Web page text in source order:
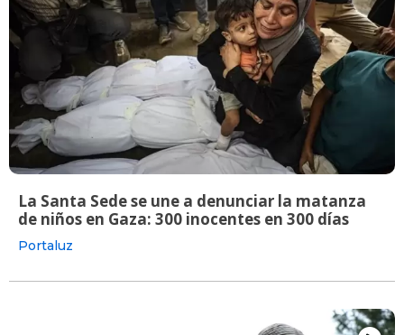
La Santa Sede se une a denunciar la matanza
de niños en Gaza: 300 inocentes en 300 días
Portaluz